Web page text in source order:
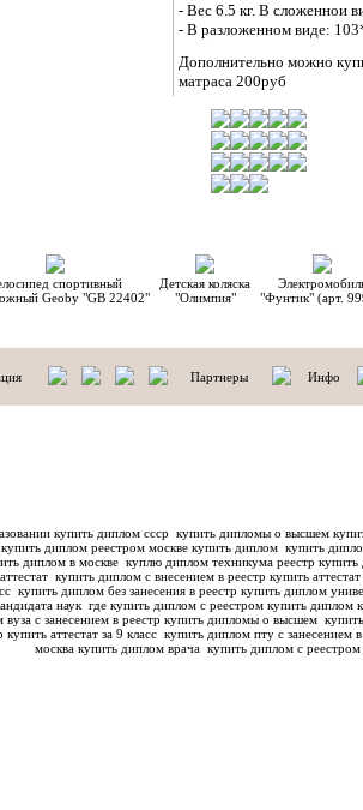
- Вес 6.5 кг. В сложеннои
- В разложенном виде:
Дополнительно можно
матраса 200руб
спортивный
Geoby "GB 22402"
Детская коляска
"Олимпия"
"Фунтик" (арт.
Партнеры Инфо
купить диплом ссср купить дипломы о высшем
купить диплом реестром москве купить диплом купить
диплом в москве куплю диплом техникума реестр купить
купить диплом с внесением в реестр купить аттестат
купить диплом без занесения в реестр купить диплом
наук где купить диплом с реестром купить диплом
вуза с занесением в реестр купить дипломы о высшем
аттестат за 9 класс купить диплом пту с занесением
москва купить диплом врача купить диплом с реестром